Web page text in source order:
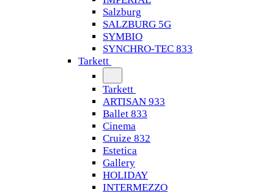
Salzburg
SALZBURG 5G
SYMBIO
SYNCHRO-TEC 833
Tarkett
Tarkett
ARTISAN 933
Ballet 833
Cinema
Cruize 832
Estetica
Gallery
HOLIDAY
INTERMEZZO